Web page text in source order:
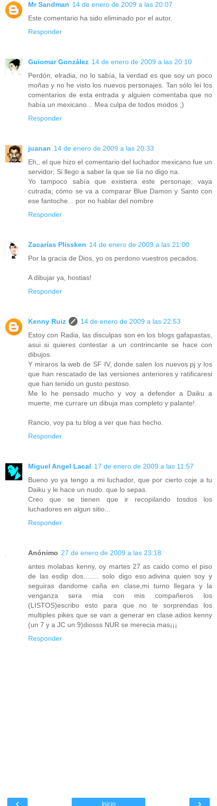
Mr Sandman 14 de enero de 2009 a las 20:07
Este comentario ha sido eliminado por el autor.
Responder
Guiomar González 14 de enero de 2009 a las 20:10
Perdón, elradia, no lo sabía, la verdad es que soy un poco
moñas y no he visto los nuevos personajes. Tan sólo leí los
comentarios de esta entrada y alguien comentaba que no
había un mexicano... Mea culpa de todos modos ;)
Responder
juanan 14 de enero de 2009 a las 20:33
Eh,, el que hizo el comentario del luchador mexicano fue un
servidor; Si llego a saber la que se lía no digo na.
Yo tampoco sabía que existiera este personaje; vaya
cutrada; cómo se va a comparar Blue Damon y Santo con
ese fantoche... por no hablar del nombre
Responder
Zacarías Plissken 14 de enero de 2009 a las 21:00
Por la gracia de Dios, yo os perdono vuestros pecados.
A dibujar ya, hostias!
Responder
Kenny Ruiz
14 de enero de 2009 a las 22:53
Estoy con Radia, las disculpas son en los blogs gafapastas,
asui si quieres contestar a un contrincante se hace con
dibujos.
Y miraros la web de SF IV, donde salen los nuevos pj y los
que han rescatado de las versiones anteriores y ratificaresi
que han tenido un gusto pestoso.
Me lo he pensado mucho y voy a defender a Daiku a
muerte, me currare un dibuja mas completo y palante!.
Rancio, voy pa tu blog a ver que has hecho.
Responder
Miguel Angel Lacal 17 de enero de 2009 a las 11:57
Bueno yo ya tengo a mi luchador, que por cierto coje a tu
Daiku y le hace un nudo..que lo sepas.
Creo que se tienen que ir recopilando tosdos los
luchadores en algun sitio...
Responder
Anónimo 27 de enero de 2009 a las 23:18
antes molabas kenny, oy martes 27 as caido como el piso
de las esdip dos........ solo digo eso.adivina quien soy y
seguiras dandome caña en clase,mi turno llegara y la
venganza sera mia con mis compañeros los
(LISTOS)escribo esto para que no te sorprendas los
multiples pikes que se van a generar en clase.adios kenny
(un 7 y a JC un 9)diosss NUR se merecia mas¡¡¡
Responder
‹ ›
Inicio